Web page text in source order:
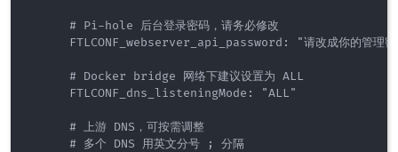
      # Pi-hole 后台登录密码，请务必修改
FTLCONF_webserver_api_password: "请改成你的管理密
      # Docker bridge 网络下建议设置为 ALL
      FTLCONF_dns_listeningMode: "ALL"
      # 上游 DNS，可按需调整
      # 多个 DNS 用英文分号 ; 分隔